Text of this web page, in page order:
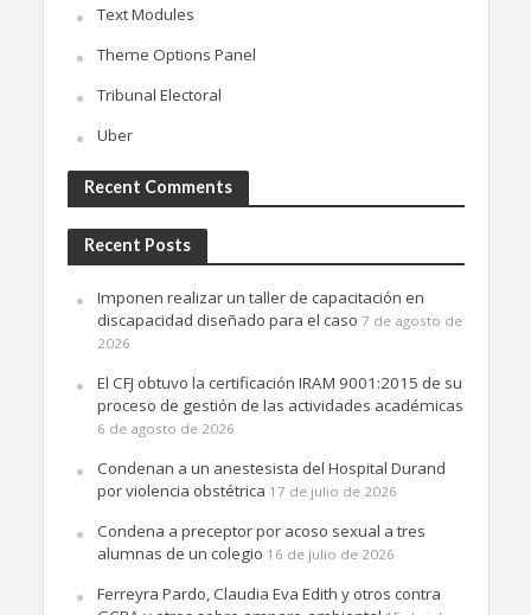
Text Modules
Theme Options Panel
Tribunal Electoral
Uber
Recent Comments
Recent Posts
Imponen realizar un taller de capacitación en
discapacidad diseñado para el caso 7 de agosto de
2026
El CFJ obtuvo la certificación IRAM 9001:2015 de su
proceso de gestión de las actividades académicas
6 de agosto de 2026
Condenan a un anestesista del Hospital Durand
por violencia obstétrica 17 de julio de 2026
Condena a preceptor por acoso sexual a tres
alumnas de un colegio 16 de julio de 2026
Ferreyra Pardo, Claudia Eva Edith y otros contra